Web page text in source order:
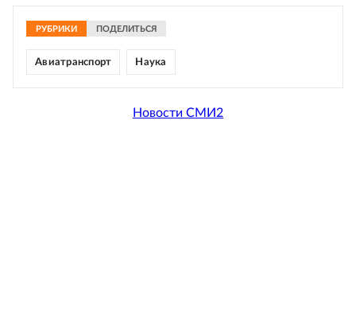
РУБРИКИ ПОДЕЛИТЬСЯ
Авиатранспорт Наука
Новости СМИ2